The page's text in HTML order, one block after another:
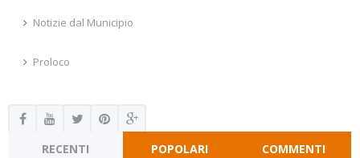
Notizie dal Municipio
Proloco
RECENTI POPOLARI COMMENTI